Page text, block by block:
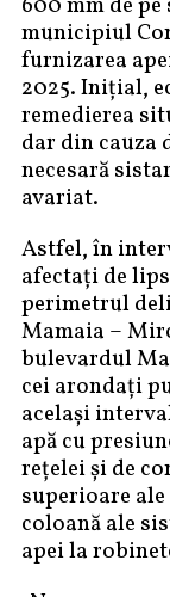
municipiul
furnizarea
2025. Inițial,
remedierea
dar din cauza
necesară
avariat.
Astfel, în
afectați de
perimetrul
Mamaia –
bulevardul
cei arondați
același
apă cu
rețelei și de
superioare
coloană ale
apei la